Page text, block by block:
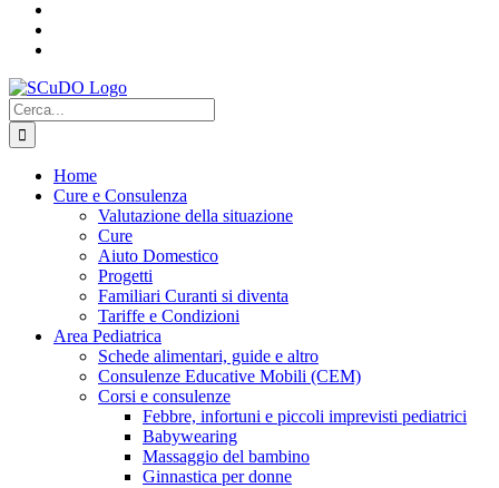
Cerca
per:
Home
Cure e Consulenza
Valutazione della situazione
Cure
Aiuto Domestico
Progetti
Familiari Curanti si diventa
Tariffe e Condizioni
Area Pediatrica
Schede alimentari, guide e altro
Consulenze Educative Mobili (CEM)
Corsi e consulenze
Febbre, infortuni e piccoli imprevisti pediatrici
Babywearing
Massaggio del bambino
Ginnastica per donne